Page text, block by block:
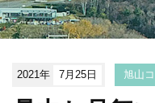
2021年 7月25日 旭山